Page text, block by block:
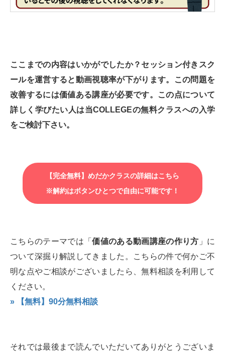
ここまでの内容はいかがでしたか？セッション付きスク
ールを運営すると動画視聴率が下がります。この問題を
改善するには価値ある講座が必要です。この点について
詳しく学びたい人は当COLLEGEの無料クラスへの入学
をご検討下さい。
【完全無料】めだかクラスの詳細はこちら
※解約はボタンひとつで自由に可能です！
こちらのテーマでは「価値のある動画講座の作り方 」に
ついて深掘り解説してきました。こちらの件で何かご不
明な点やご相談がございましたら、無料相談を利用して
ください。
» 【無料】90分無料相談
それでは最後まで読んでいただいてありがとうございま